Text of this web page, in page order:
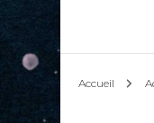
Accueil